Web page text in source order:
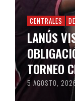
CENTRALES
LANÚS
TORNEO
5 AGOSTO,